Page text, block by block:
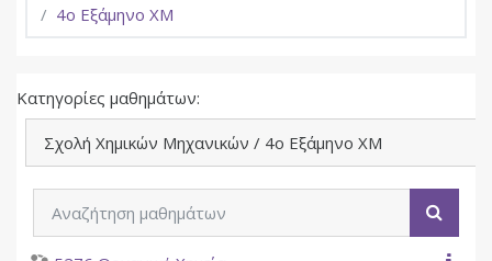
4ο Εξάμηνο ΧΜ
Κατηγορίες μαθημάτων: